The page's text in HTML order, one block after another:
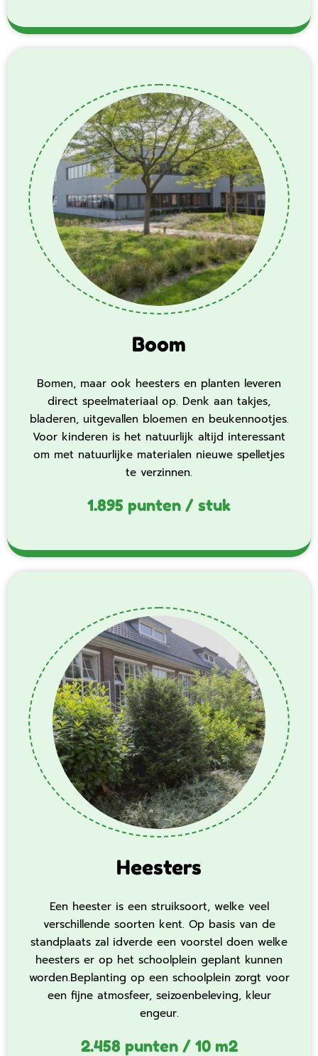
Boom
Bomen, maar ook heesters en planten leveren
direct speelmateriaal op. Denk aan takjes,
bladeren, uitgevallen bloemen en beukennootjes.
Voor kinderen is het natuurlijk altijd interessant
om met natuurlijke materialen nieuwe spelletjes
te verzinnen.
1.895 punten / stuk
Heesters
Een heester is een struiksoort, welke veel
verschillende soorten kent. Op basis van de
standplaats zal idverde een voorstel doen welke
heesters er op het schoolplein geplant kunnen
worden.Beplanting op een schoolplein zorgt voor
een fijne atmosfeer, seizoenbeleving, kleur
engeur.
2.458 punten / 10 m2